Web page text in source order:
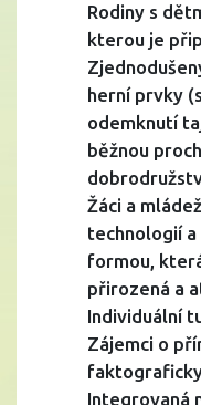
Rodiny s
kterou je
herní prvky
odemknutí
běžnou
Žáci a
technologií a
formou,
přirozená a
Individuální
Zájemci o
Integrovaná